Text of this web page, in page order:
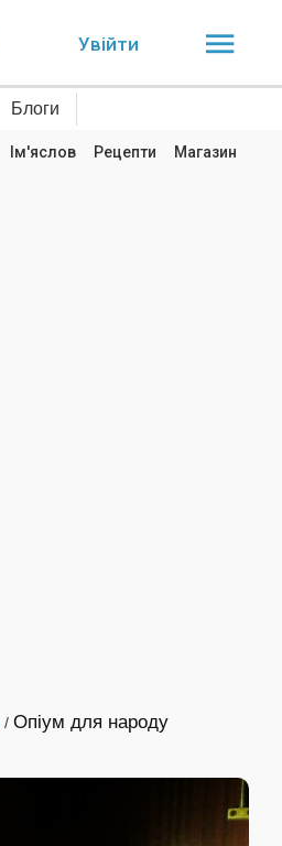
Увійти
Блоги
Ім'яслов Рецепти Магазин
/ Опіум для народу